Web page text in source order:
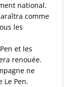
national.
comme
les
et les
renouée.
ne
Le Pen.